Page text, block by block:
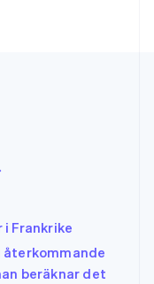
Frankrike
återkommande
beräknar det